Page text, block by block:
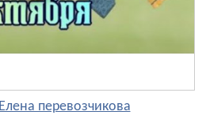
Елена перевозчикова